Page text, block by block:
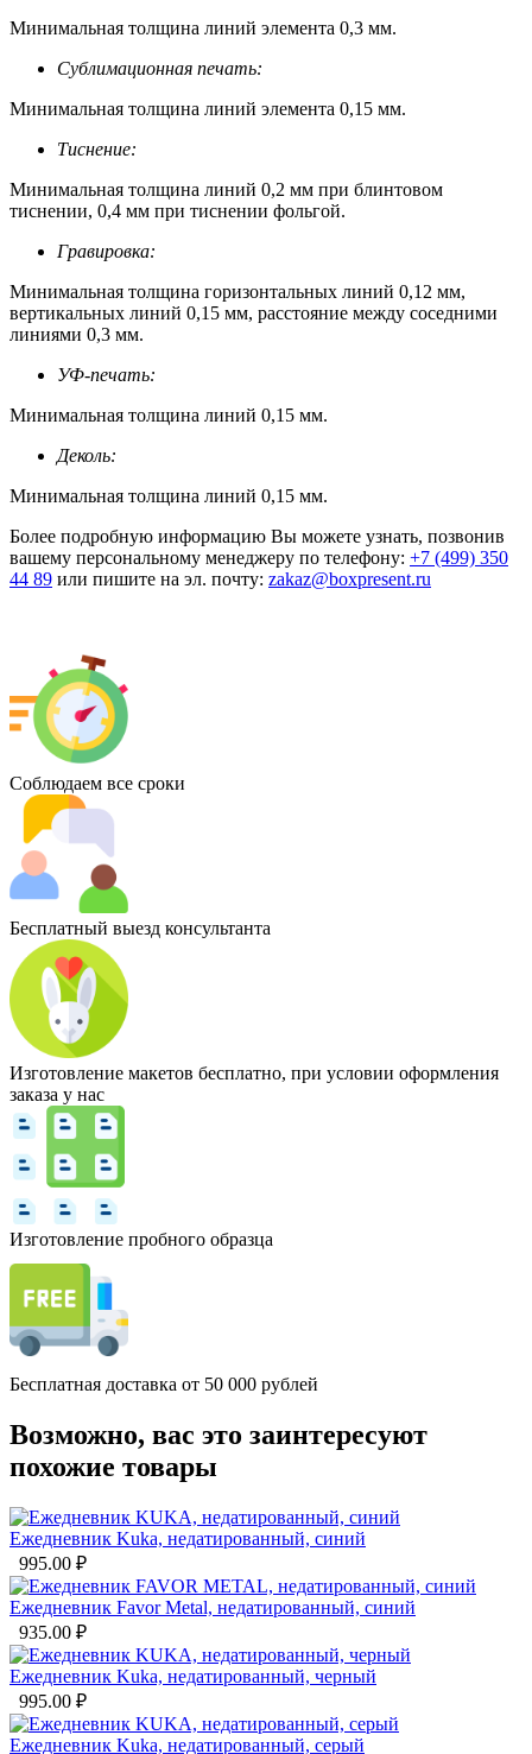
Минимальная толщина линий элемента 0,3 мм.
Сублимационная печать:
Минимальная толщина линий элемента 0,15 мм.
Тиснение:
Минимальная толщина линий 0,2 мм при блинтовом
тиснении, 0,4 мм при тиснении фольгой.
Гравировка:
Минимальная толщина горизонтальных линий 0,12 мм,
вертикальных линий 0,15 мм, расстояние между соседними
линиями 0,3 мм.
УФ-печать:
Минимальная толщина линий 0,15 мм.
Деколь:
Минимальная толщина линий 0,15 мм.
Более подробную информацию Вы можете узнать, позвонив
вашему персональному менеджеру по телефону: +7 (499) 350
44 89 или пишите на эл. почту: zakaz@boxpresent.ru
Соблюдаем все сроки
Бесплатный выезд консультанта
Изготовление макетов бесплатно, при условии оформления
заказа у нас
Изготовление пробного образца
Бесплатная доставка от 50 000 рублей
Возможно, вас это заинтересуют
похожие товары
Ежедневник Kuka, недатированный, синий
995.00 ₽
Ежедневник Favor Metal, недатированный, синий
935.00 ₽
Ежедневник Kuka, недатированный, черный
995.00 ₽
Ежедневник Kuka, недатированный, серый